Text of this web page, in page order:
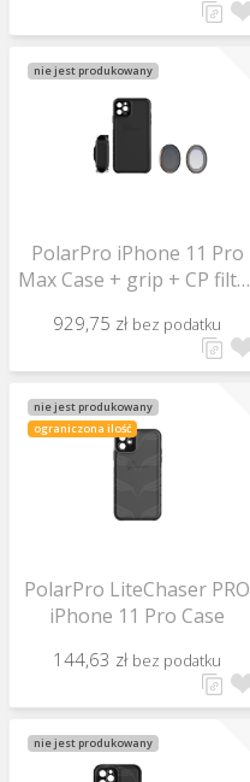
nie jest produkowany
PolarPro iPhone 11 Pro
Max Case + grip + CP filter
929,75 zł bez podatku
nie jest produkowany
ograniczona ilość
PolarPro LiteChaser PRO
iPhone 11 Pro Case
144,63 zł bez podatku
nie jest produkowany